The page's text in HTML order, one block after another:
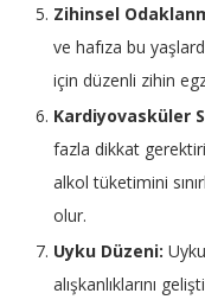
Zihinsel
ve hafıza bu
için düzenli zihin
Kardiyovasküler
fazla dikkat
alkol tüketimini
olur.
Uyku Düzeni:
alışkanlıklarını